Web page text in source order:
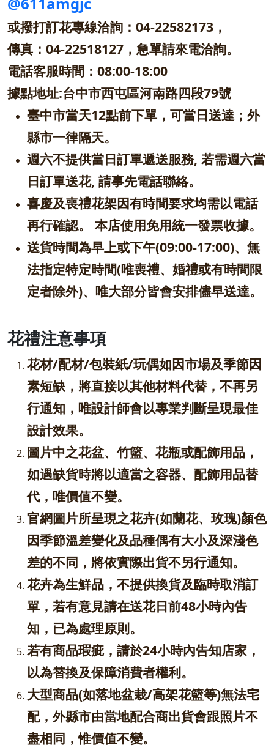
或撥打訂花專線洽詢：04-22582173，
傳真：04-22518127，急單請來電洽詢。
電話客服時間：08:00-18:00
據點地址:台中市西屯區河南路四段79號
臺中市當天12點前下單，可當日送達；外
縣市一律隔天。
週六不提供當日訂單遞送服務, 若需週六當
日訂單送花, 請事先電話聯絡。
喜慶及喪禮花架因有時間要求均需以電話
再行確認。 本店使用免用統一發票收據。
送貨時間為早上或下午(09:00-17:00)、無
法指定特定時間(唯喪禮、婚禮或有時間限
定者除外)、唯大部分皆會安排儘早送達。
花禮注意事項
花材/配材/包裝紙/玩偶如因市場及季節因
素短缺，將直接以其他材料代替，不再另
行通知，唯設計師會以專業判斷呈現最佳
設計效果。
圖片中之花盆、竹籃、花瓶或配飾用品，
如遇缺貨時將以適當之容器、配飾用品替
代，唯價值不變。
官網圖片所呈現之花卉(如蘭花、玫瑰)顏色
因季節溫差變化及品種偶有大小及深淺色
差的不同，將依實際出貨不另行通知。
花卉為生鮮品，不提供換貨及臨時取消訂
單，若有意見請在送花日前48小時內告
知，已為處理原則。
若有商品瑕疵，請於24小時內告知店家，
以為替換及保障消費者權利。
大型商品(如落地盆栽/高架花籃等)無法宅
配，外縣市由當地配合商出貨會跟照片不
盡相同，惟價值不變。